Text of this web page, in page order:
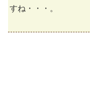
すね・・・。